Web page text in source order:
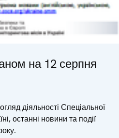
на 12 серпня
діяльності Спеціальної
останні новини та події